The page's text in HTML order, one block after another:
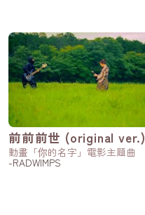
前前前世 (original ver.)
動畫「你的名字」電影主題曲
-RADWIMPS